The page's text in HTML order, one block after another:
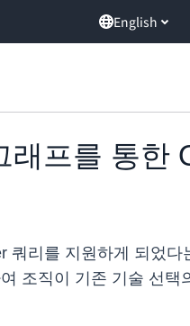
English
프를 통한
리를 지원하게 되었
조직이 기존 기술 선